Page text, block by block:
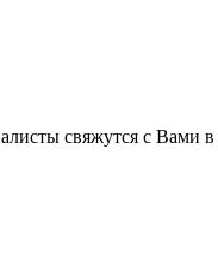
свяжутся с Вами